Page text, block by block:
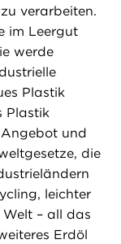
verarbeiten.
im Leergut
werde
Plastik
Plastik
und
die
leichter
– all das
Erdöl